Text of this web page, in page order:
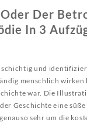
Der
In 3
und
menschlich wirken
war. Die
Geschichte eine
sehr um die